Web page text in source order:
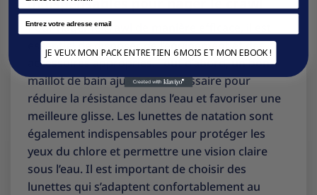
Pour nager le crawl de manière efficace, il est
essentiel de disposer de l’équipement et des
accessoires appropriés. Tout d’abord, un bon
maillot de bain ajusté est nécessaire pour
réduire la résistance dans l’eau et favoriser une
meilleure glisse. Les lunettes de natation sont
également indispensables pour protéger les
yeux du chlore et permettre une vision claire
sous l’eau. Il est important de choisir des
lunettes qui s’adaptent confortablement au
Email
JE VEUX MON PACK ENTRETIEN 6 MOIS ET MON EBOOK !